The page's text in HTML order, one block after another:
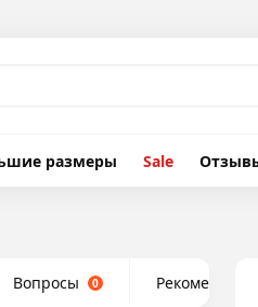
размеры Sale
Вопросы 0 Рекомендуем